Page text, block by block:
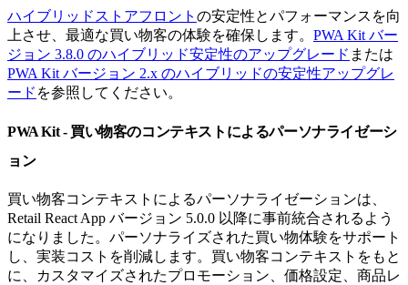
ハイブリッドストアフロント の安定性とパフォーマンスを向
上させ、最適な買い物客の体験を確保します。 PWA Kit バー
ジョン 3.8.0 のハイブリッド安定性のアップグレード または
PWA Kit バージョン 2.x のハイブリッドの安定性アップグレ
ード を参照してください。
PWA Kit - 買い物客のコンテキストによるパーソナライゼーシ
ョン
買い物客コンテキストによるパーソナライゼーションは、
Retail React App バージョン 5.0.0 以降に事前統合されるよう
になりました。パーソナライズされた買い物体験をサポート
し、実装コストを削減します。買い物客コンテキストをもと
に、カスタマイズされたプロモーション、価格設定、商品レ